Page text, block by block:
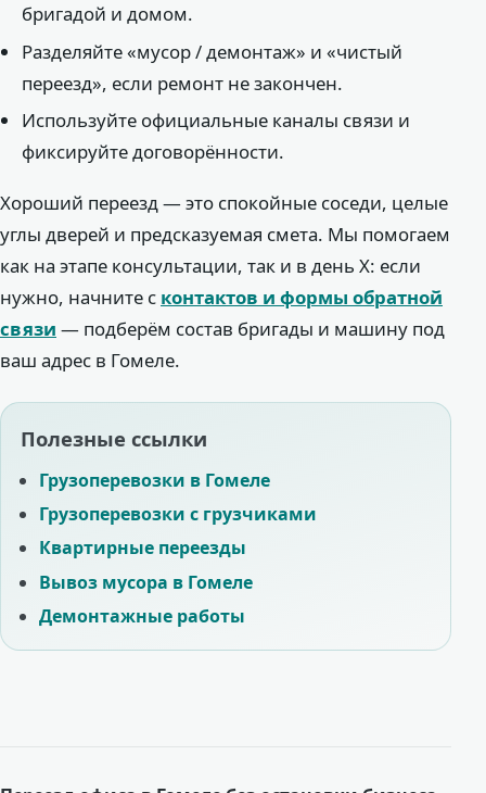
бригадой и домом.
Разделяйте «мусор / демонтаж» и «чистый
переезд», если ремонт не закончен.
Используйте официальные каналы связи и
фиксируйте договорённости.
Хороший переезд — это спокойные соседи, целые
углы дверей и предсказуемая смета. Мы помогаем
как на этапе консультации, так и в день Х: если
нужно, начните с контактов и формы обратной
связи — подберём состав бригады и машину под
ваш адрес в Гомеле.
Полезные ссылки
Грузоперевозки в Гомеле
Грузоперевозки с грузчиками
Квартирные переезды
Вывоз мусора в Гомеле
Демонтажные работы